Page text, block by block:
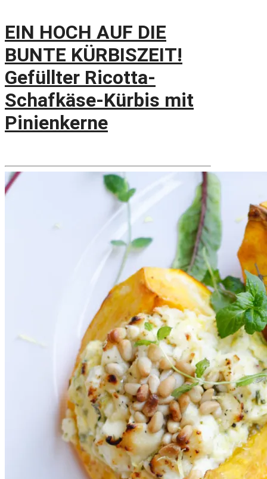
EIN HOCH AUF DIE
BUNTE KÜRBISZEIT!
Gefüllter Ricotta-
Schafkäse-Kürbis mit
Pinienkerne